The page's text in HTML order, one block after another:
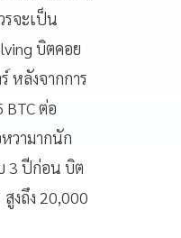
รจะเป็น
บิตคอย
หลังจากการ
BTC ต่อ
วามากนัก
3 ปีก่อน บิต
งถึง 20,000